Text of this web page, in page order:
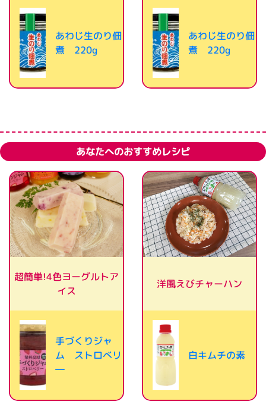
あわじ生のり佃
煮 220g
あわじ生のり佃
煮 220g
あなたへのおすすめレシピ
超簡単!4色ヨーグルトア
イス
手づくりジャ
ム ストロべリ
―
洋風えびチャーハン
白キムチの素